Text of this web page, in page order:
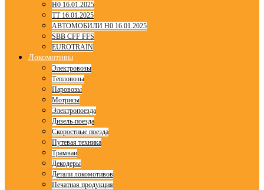
H0 16.01.2025
TT 16.01.2025
АВТОМОБИЛИ H0 16.01.2025
SBB CFF FFS
EUROTRAIN
Локомотивы
Электровозы
Тепловозы
Паровозы
Мотрисы
Электропоезда
Дизель-поезда
Скоростные поезда
Путевая техника
Трамваи
Декодеры
Детали локомотивов
Печатная продукция